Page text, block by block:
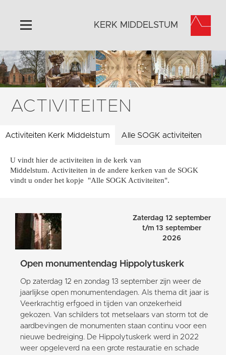
Home
Algemeen
Historie
Het Grootste Museum
Steun ons
Contact
KERK MIDDELSTUM
ACTIVITEITEN
Activiteiten Kerk Middelstum Alle SOGK activiteiten
U vindt hier de activiteiten in de kerk van
Middelstum. Activiteiten in de andere kerken van de SOGK
vindt u onder het kopje "Alle SOGK Activiteiten".
Zaterdag 12 september
t/m 13 september
2026
Open monumentendag Hippolytuskerk
Op zaterdag 12 en zondag 13 september zijn weer de
jaarlijkse open monumentendagen. Als thema dit jaar is
Veerkrachtig erfgoed in tijden van onzekerheid
gekozen. Van schilders tot metselaars van storm tot de
aardbevingen de monumenten staan continu voor een
nieuwe bedreiging. De Hippolytuskerk werd in 2022
weer opgeleverd na een grote restauratie en schade